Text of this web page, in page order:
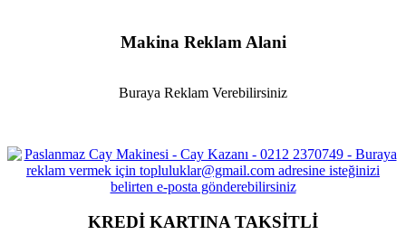
Makina Reklam Alani
Buraya Reklam Verebilirsiniz
KREDİ KARTINA TAKSİTLİ